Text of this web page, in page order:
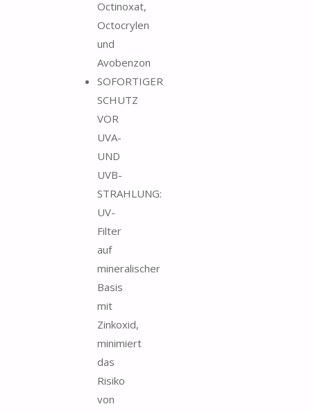
Octinoxat,
Octocrylen
und
Avobenzon
SOFORTIGER
SCHUTZ
VOR
UVA-
UND
UVB-
STRAHLUNG:
UV-
Filter
auf
mineralischer
Basis
mit
Zinkoxid,
minimiert
das
Risiko
von